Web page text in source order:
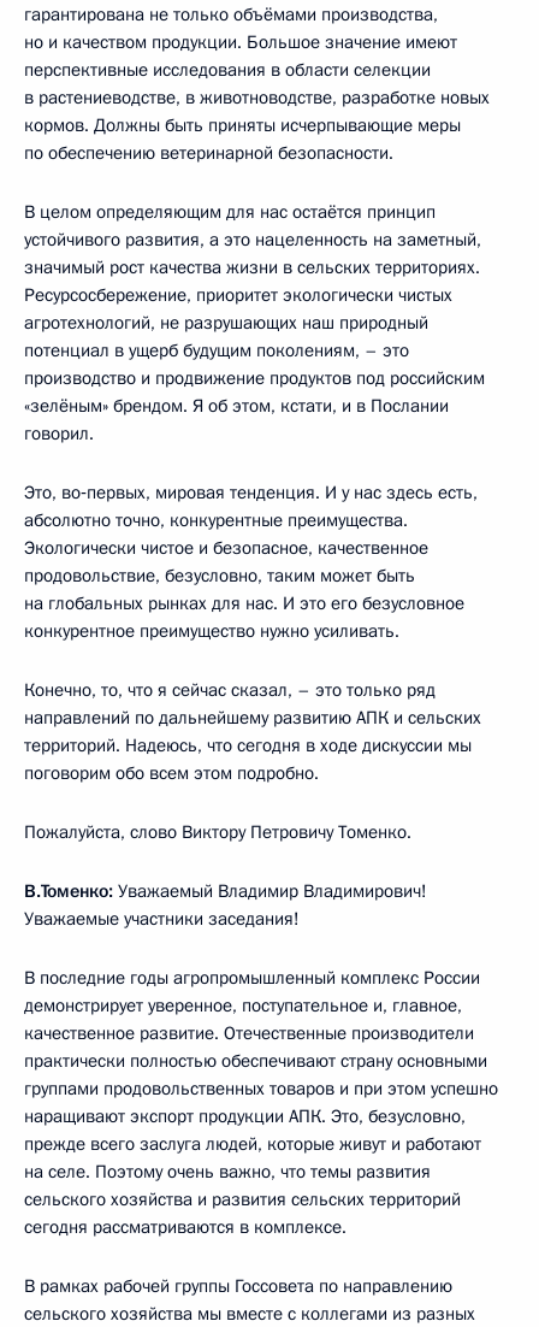
гарантирована не только объёмами производства,
но и качеством продукции. Большое значение имеют
перспективные исследования в области селекции
в растениеводстве, в животноводстве, разработке новых
кормов. Должны быть приняты исчерпывающие меры
по обеспечению ветеринарной безопасности.
В целом определяющим для нас остаётся принцип
устойчивого развития, а это нацеленность на заметный,
значимый рост качества жизни в сельских территориях.
Ресурсосбережение, приоритет экологически чистых
агротехнологий, не разрушающих наш природный
потенциал в ущерб будущим поколениям, – это
производство и продвижение продуктов под российским
«зелёным» брендом. Я об этом, кстати, и в Послании
говорил.
Это, во‑первых, мировая тенденция. И у нас здесь есть,
абсолютно точно, конкурентные преимущества.
Экологически чистое и безопасное, качественное
продовольствие, безусловно, таким может быть
на глобальных рынках для нас. И это его безусловное
конкурентное преимущество нужно усиливать.
Конечно, то, что я сейчас сказал, – это только ряд
направлений по дальнейшему развитию АПК и сельских
территорий. Надеюсь, что сегодня в ходе дискуссии мы
поговорим обо всем этом подробно.
Пожалуйста, слово Виктору Петровичу Томенко.
В.Томенко: Уважаемый Владимир Владимирович!
Уважаемые участники заседания!
В последние годы агропромышленный комплекс России
демонстрирует уверенное, поступательное и, главное,
качественное развитие. Отечественные производители
практически полностью обеспечивают страну основными
группами продовольственных товаров и при этом успешно
наращивают экспорт продукции АПК. Это, безусловно,
прежде всего заслуга людей, которые живут и работают
на селе. Поэтому очень важно, что темы развития
сельского хозяйства и развития сельских территорий
сегодня рассматриваются в комплексе.
В рамках рабочей группы Госсовета по направлению
сельского хозяйства мы вместе с коллегами из разных